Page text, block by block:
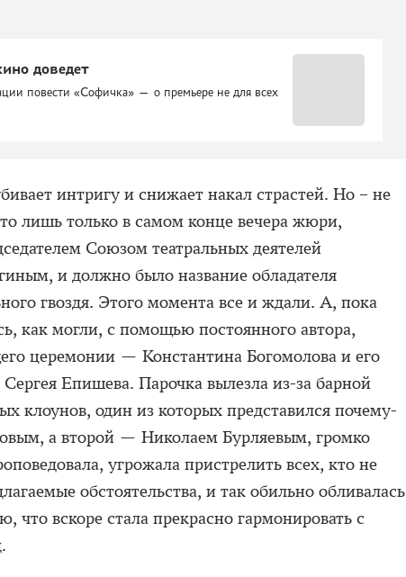
доведет
повести «Софичка» — о премьере не для всех
интригу и снижает накал страстей. Но – не
лишь только в самом конце вечера жюри,
Союзом театральных деятелей
и должно было название обладателя
гвоздя. Этого момента все и ждали. А, пока
как могли, с помощью постоянного автора,
церемонии — Константина Богомолова и его
Епишева. Парочка вылезла из-за барной
клоунов, один из которых представился почему-
а второй — Николаем Бурляевым, громко
угрожала пристрелить всех, кто не
обстоятельства, и так обильно обливалась
что вскоре стала прекрасно гармонировать с